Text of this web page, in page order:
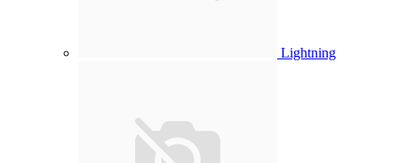
Lightning